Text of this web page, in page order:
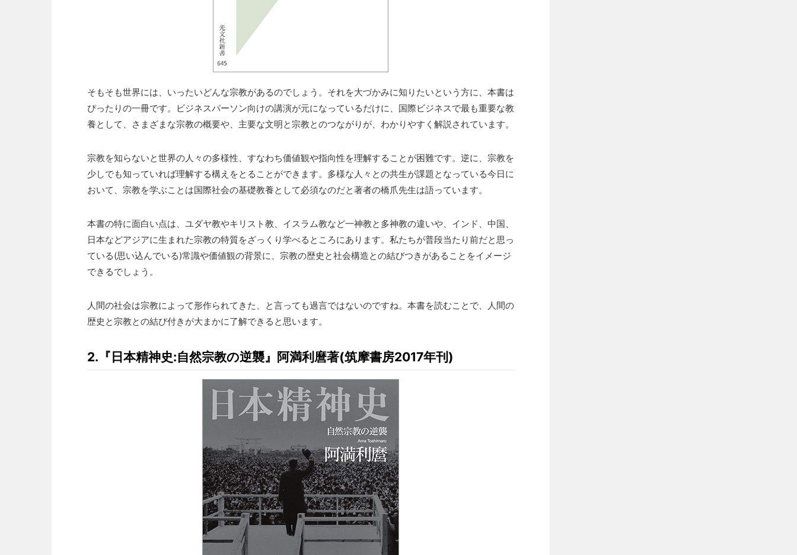
そもそも世界には、いったいどんな宗教があるのでしょう。それを大づかみに知りたいという方に、本書は
ぴったりの一冊です。ビジネスパーソン向けの講演が元になっているだけに、国際ビジネスで最も重要な教
養として、さまざまな宗教の概要や、主要な文明と宗教とのつながりが、わかりやすく解説されています。
宗教を知らないと世界の人々の多様性、すなわち価値観や指向性を理解することが困難です。逆に、宗教を
少しでも知っていれば理解する構えをとることができます。多様な人々との共生が課題となっている今日に
おいて、宗教を学ぶことは国際社会の基礎教養として必須なのだと著者の橋爪先生は語っています。
本書の特に面白い点は、ユダヤ教やキリスト教、イスラム教など一神教と多神教の違いや、インド、中国、
日本などアジアに生まれた宗教の特質をざっくり学べるところにあります。私たちが普段当たり前だと思っ
ている(思い込んでいる)常識や価値観の背景に、宗教の歴史と社会構造との結びつきがあることをイメージ
できるでしょう。
人間の社会は宗教によって形作られてきた、と言っても過言ではないのですね。本書を読むことで、人間の
歴史と宗教との結び付きが大まかに了解できると思います。
2.『日本精神史:自然宗教の逆襲』阿満利麿著(筑摩書房2017年刊)